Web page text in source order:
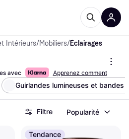
Intérieurs/Mobiliers/Éclairages
avec Apprenez comment
Guirlandes lumineuses et bandes
Filtre Popularité
Tendance